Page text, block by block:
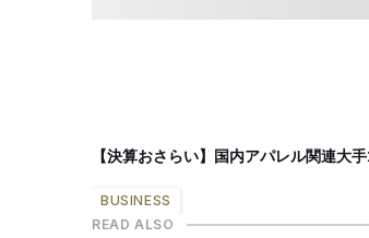
【決算おさらい】国内アパレル関連
BUSINESS
READ ALSO